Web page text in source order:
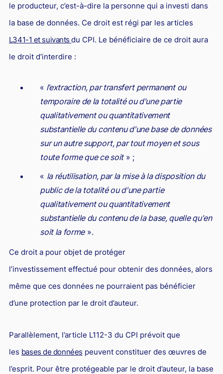
le producteur, c’est-à-dire la personne qui a investi dans
la base de données. Ce droit est régi par les articles
L341-1 et suivantsdu CPI. Le bénéficiaire de ce droit aura
le droit d’interdire :
« l’extraction, par transfert permanent ou
temporaire de la totalité ou d'une partie
qualitativement ou quantitativement
substantielle du contenu d'une base de données
sur un autre support, par tout moyen et sous
toute forme que ce soit» ;
« la réutilisation, par la mise à la disposition du
public de la totalité ou d'une partie
qualitativement ou quantitativement
substantielle du contenu de la base, quelle qu'en
soit la forme».
Ce droit a pour objet de protéger
l’investissement effectué pour obtenir des données, alors
même que ces données ne pourraient pas bénéficier
d’une protection par le droit d’auteur.
Parallèlement, l’article L112-3 du CPI prévoit que
les bases de données peuvent constituer des œuvres de
l’esprit. Pour être protégeable par le droit d’auteur, la base